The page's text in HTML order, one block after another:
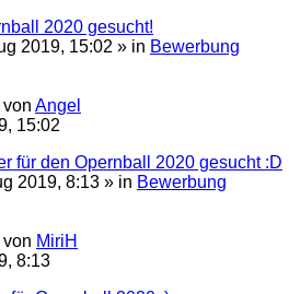
2020 gesucht!
2019, 15:02 » in Bewerbung
von Angel
15:02
für den Opernball 2020 gesucht :D
2019, 8:13 » in Bewerbung
von MiriH
8:13